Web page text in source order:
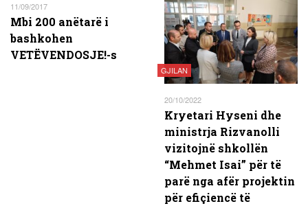
11/09/2017
Mbi 200 anëtarë i
bashkohen
VETËVENDOSJE!-s
GJILAN
20/10/2022
Kryetari Hyseni dhe
ministrja Rizvanolli
vizitojnë shkollën
“Mehmet Isai” për të
parë nga afër projektin
për efiçiencë të